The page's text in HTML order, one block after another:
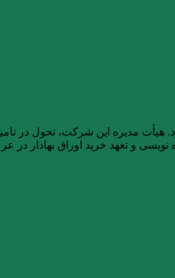
از سازمان بورس و اوراق بهادار، از آذر ماه ۱۴۰۱ فعالیت خود را
و تعهد خرید اوراق بهادار در